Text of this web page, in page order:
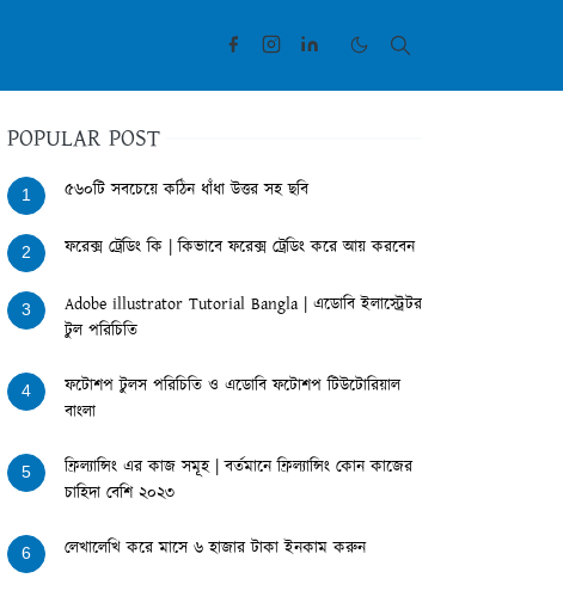
POPULAR POST
1 ৫৬০টি সবচেয়ে কঠিন ধাঁধা উত্তর সহ ছবি
2 ফরেক্স ট্রেডিং কি | কিভাবে ফরেক্স ট্রেডিং করে আয় করবেন
3
Adobe illustrator Tutorial Bangla | এডোবি ইলাস্ট্রেটর
টুল পরিচিতি
4
ফটোশপ টুলস পরিচিতি ও এডোবি ফটোশপ টিউটোরিয়াল
বাংলা
5
ফ্রিল্যান্সিং এর কাজ সমূহ | বর্তমানে ফ্রিল্যান্সিং কোন কাজের
চাহিদা বেশি ২০২৩
6 লেখালেখি করে মাসে ৬ হাজার টাকা ইনকাম করুন